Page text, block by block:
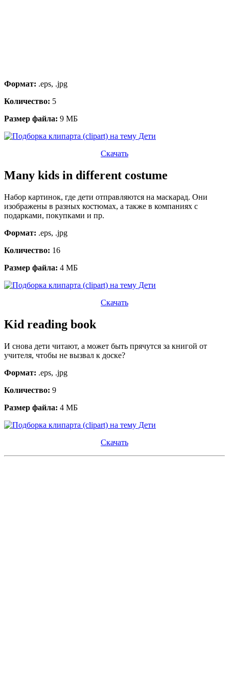
Формат: .eps, .jpg
Количество: 5
Размер файла: 9 МБ
Скачать
Many kids in different costume
Набор картинок, где дети отправляются на маскарад. Они
изображены в разных костюмах, а также в компаниях с
подарками, покупками и пр.
Формат: .eps, .jpg
Количество: 16
Размер файла: 4 МБ
Скачать
Kid reading book
И снова дети читают, а может быть прячутся за книгой от
учителя, чтобы не вызвал к доске?
Формат: .eps, .jpg
Количество: 9
Размер файла: 4 МБ
Скачать